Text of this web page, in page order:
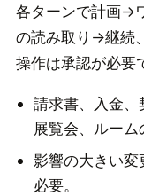
各ターンで計画→
の読み取り→継続
操作は承認が必要
請求書、入金、
展覧会、ルーム
影響の大きい
必要。